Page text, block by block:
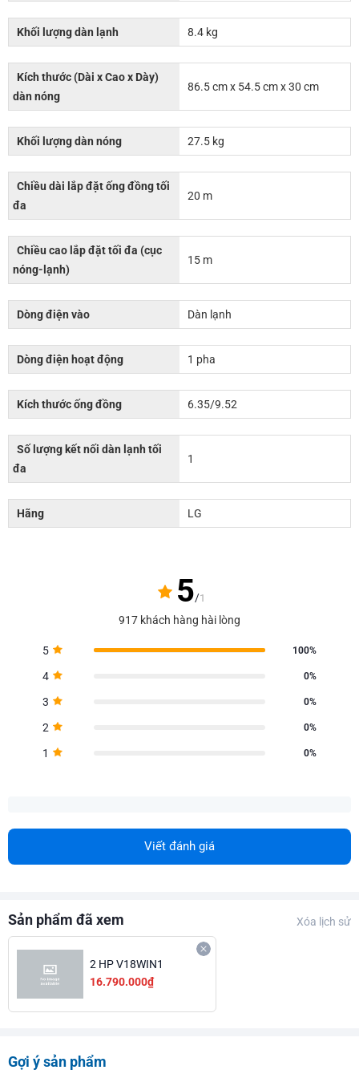
Khối lượng dàn lạnh 8.4 kg
Kích thước (Dài x Cao x Dày)
dàn nóng
86.5 cm x 54.5 cm x 30 cm
Khối lượng dàn nóng 27.5 kg
Chiều dài lắp đặt ống đồng tối
đa
20 m
Chiều cao lắp đặt tối đa (cục
nóng-lạnh)
15 m
Dòng điện vào Dàn lạnh
Dòng điện hoạt động 1 pha
Kích thước ống đồng 6.35/9.52
Số lượng kết nối dàn lạnh tối
đa
1
Hãng LG
5/1
917 khách hàng hài lòng
5 100%
4 0%
3 0%
2 0%
1 0%
Viết đánh giá
Sản phẩm đã xem Xóa lịch sử
2 HP V18WIN1
16.790.000₫
Gợi ý sản phẩm